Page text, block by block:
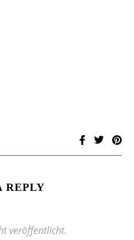
REPLY
veröffentlicht.